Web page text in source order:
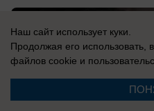
Наш сайт использует куки.
Продолжая его использовать,
файлов cookie и